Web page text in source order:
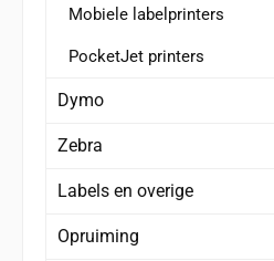
Mobiele labelprinters
PocketJet printers
Dymo
Zebra
Labels en overige
Opruiming